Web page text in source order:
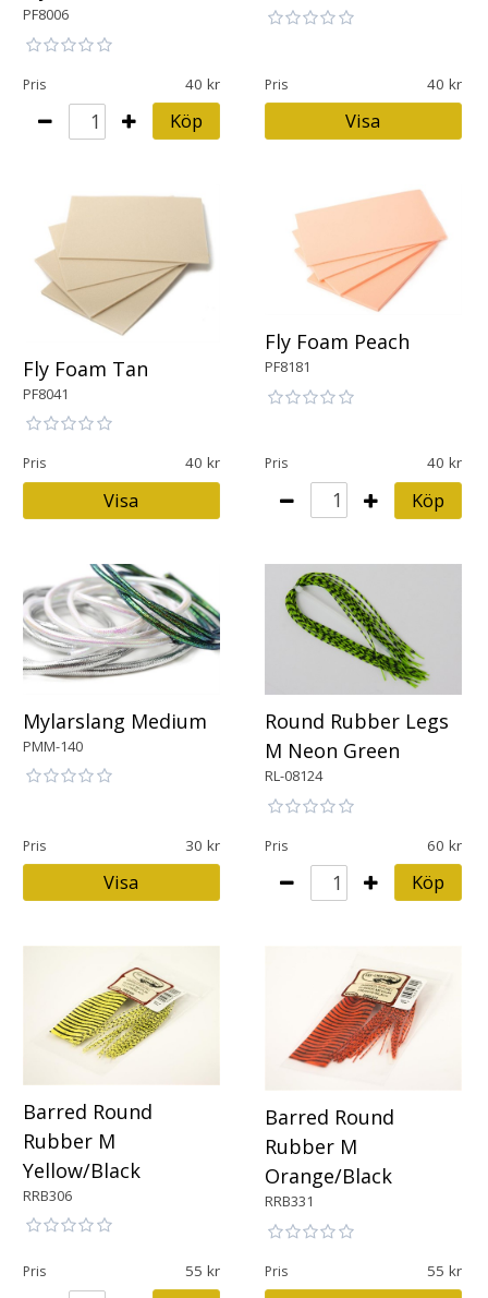
PF8006
Pris 40
Köp
Pris 40
Visa
Fly Foam Tan
PF8041
Pris 40
Visa
Fly Foam Peach
PF8181
Pris 40
Köp
Mylarslang Medium
PMM-140
Pris 30
Visa
Round Rubber Legs
M Neon Green
RL-08124
Pris 60
Köp
Barred Round
Rubber M
Yellow/Black
RRB306
Pris 55
Barred Round
Rubber M
Orange/Black
RRB331
Pris 55